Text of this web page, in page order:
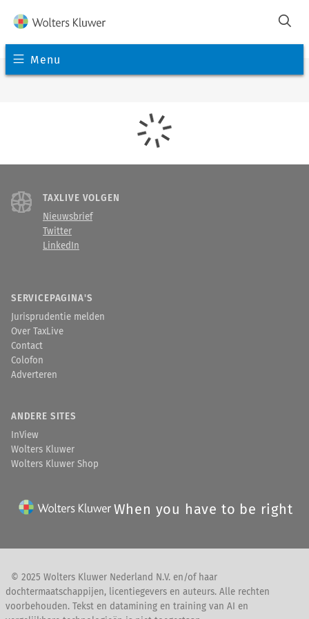
Menu
TAXLIVE VOLGEN
Nieuwsbrief
Twitter
LinkedIn
SERVICEPAGINA'S
Jurisprudentie melden
Over TaxLive
Contact
Colofon
Adverteren
ANDERE SITES
InView
Wolters Kluwer
Wolters Kluwer Shop
When you have to be right
© 2025 Wolters Kluwer Nederland N.V. en/of haar
dochtermaatschappijen, licentiegevers en auteurs. Alle rechten
voorbehouden. Tekst en datamining en training van AI en